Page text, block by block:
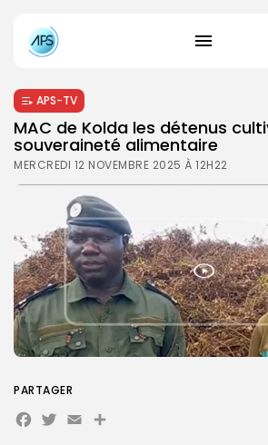
APS-TV
MAC de Kolda les détenus
souveraineté alimentaire
MERCREDI 12 NOVEMBRE 2025 À 12H22
PARTAGER
Facebook
Twitter
EmailPartager